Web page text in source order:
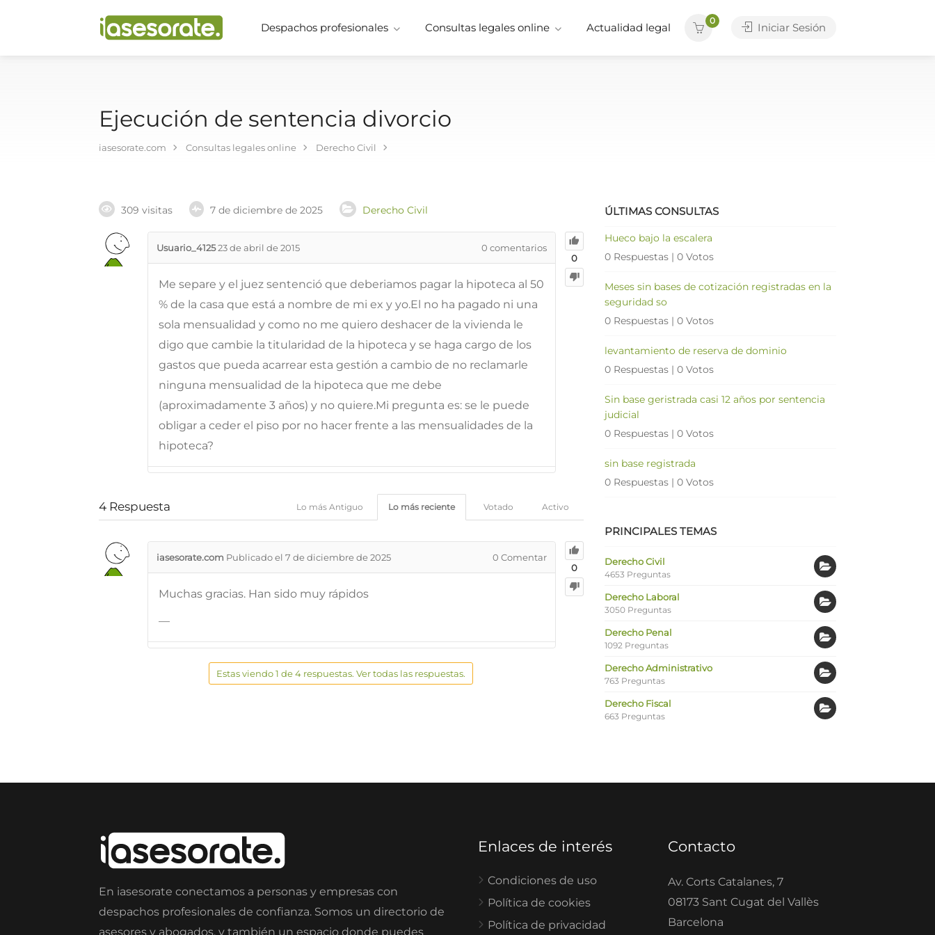
Despachos profesionales Consultas legales online Actualidad legal
0
Iniciar Sesión
Ejecución de sentencia divorcio
iasesorate.com Consultas legales online Derecho Civil
309 visitas 7 de diciembre de 2025 Derecho Civil
0
Usuario_412523 de abril de 2015 0 comentarios
Me separe y el juez sentenció que deberiamos pagar la hipoteca al 50
% de la casa que está a nombre de mi ex y yo.El no ha pagado ni una
sola mensualidad y como no me quiero deshacer de la vivienda le
digo que cambie la titularidad de la hipoteca y se haga cargo de los
gastos que pueda acarrear esta gestión a cambio de no reclamarle
ninguna mensualidad de la hipoteca que me debe
(aproximadamente 3 años) y no quiere.Mi pregunta es: se le puede
obligar a ceder el piso por no hacer frente a las mensualidades de la
hipoteca?
4 Respuesta Activo
Votado
Lo más reciente
Lo más Antiguo
0
iasesorate.com Publicado el 7 de diciembre de 2025 0 Comentar
Muchas gracias. Han sido muy rápidos
—
Estas viendo 1 de 4 respuestas. Ver todas las respuestas.
ÚLTIMAS CONSULTAS
Hueco bajo la escalera
0 Respuestas | 0 Votos
Meses sin bases de cotización registradas en la
seguridad so
0 Respuestas | 0 Votos
levantamiento de reserva de dominio
0 Respuestas | 0 Votos
Sin base geristrada casi 12 años por sentencia
judicial
0 Respuestas | 0 Votos
sin base registrada
0 Respuestas | 0 Votos
PRINCIPALES TEMAS
Derecho Civil
4653 Preguntas
Derecho Laboral
3050 Preguntas
Derecho Penal
1092 Preguntas
Derecho Administrativo
763 Preguntas
Derecho Fiscal
663 Preguntas
En iasesorate conectamos a personas y empresas con
despachos profesionales de confianza. Somos un directorio de
asesores y abogados, y también un espacio donde puedes
Enlaces de interés
Condiciones de uso
Política de cookies
Política de privacidad
Contacto
Av. Corts Catalanes, 7
08173 Sant Cugat del Vallès
Barcelona